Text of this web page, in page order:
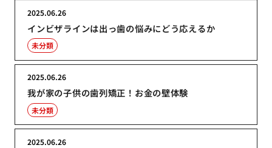
インビザラインは出っ歯の悩みにどう応えるか
2025.06.26
未分類
我が家の子供の歯列矯正！お金の壁体験
2025.06.26
未分類
2025.06.26